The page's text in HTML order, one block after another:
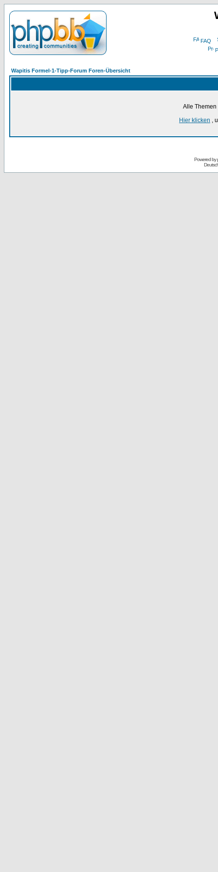
FAQ
Wapitis Formel-1-Tipp-Forum Foren-Übersicht
Alle
Hier klicken ,
Powered by